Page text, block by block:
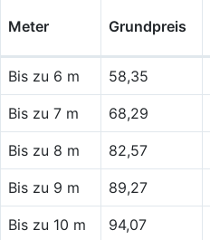
Meter Grundpreis
Bis zu 6 m 58,35
Bis zu 7 m 68,29
Bis zu 8 m 82,57
Bis zu 9 m 89,27
Bis zu 10 m 94,07